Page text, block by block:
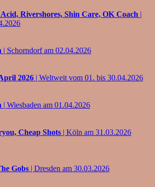
Rivershores, Shin Care, OK Coach |
| Schorndorf am 02.04.2026
2026 | Weltweit vom 01. bis 30.04.2026
| Wiesbaden am 01.04.2026
Cheap Shots | Köln am 31.03.2026
Gobs | Dresden am 30.03.2026